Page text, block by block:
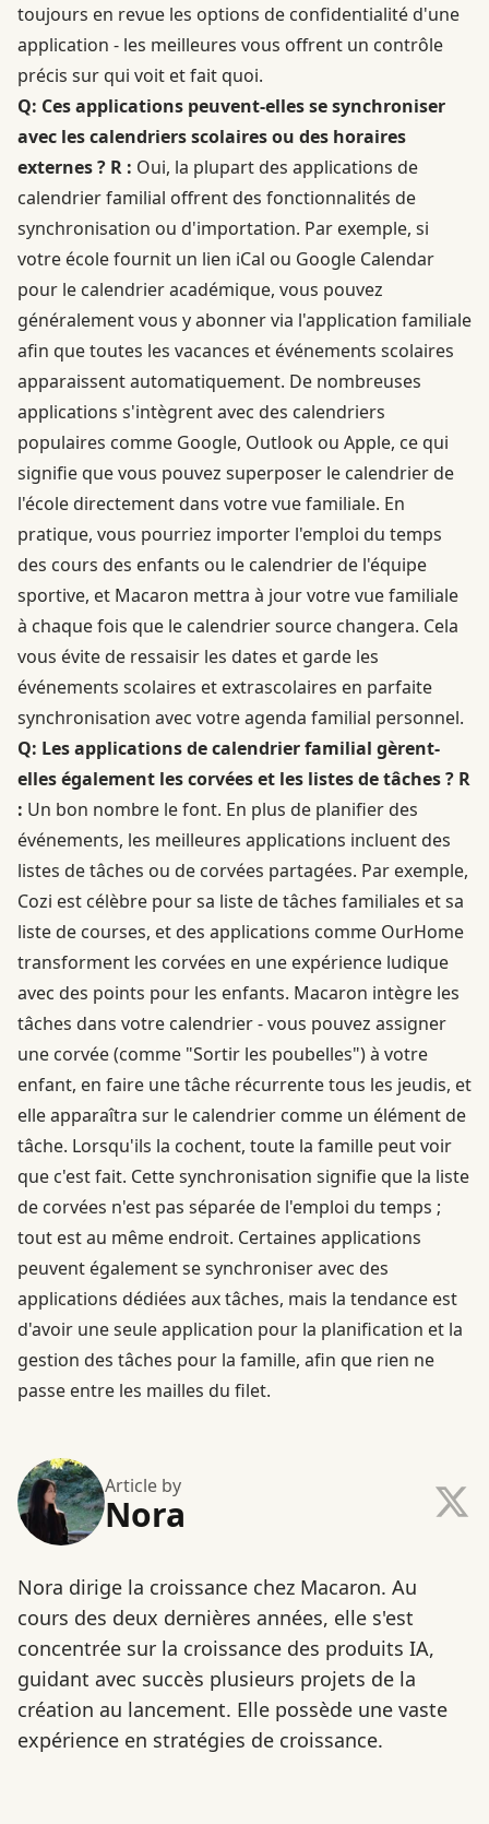
toujours en revue les options de confidentialité d'une
application - les meilleures vous offrent un contrôle
précis sur qui voit et fait quoi.
Q: Ces applications peuvent-elles se synchroniser
avec les calendriers scolaires ou des horaires
externes ? R : Oui, la plupart des applications de
calendrier familial offrent des fonctionnalités de
synchronisation ou d'importation. Par exemple, si
votre école fournit un lien iCal ou Google Calendar
pour le calendrier académique, vous pouvez
généralement vous y abonner via l'application familiale
afin que toutes les vacances et événements scolaires
apparaissent automatiquement. De nombreuses
applications s'intègrent avec des calendriers
populaires comme Google, Outlook ou Apple, ce qui
signifie que vous pouvez superposer le calendrier de
l'école directement dans votre vue familiale. En
pratique, vous pourriez importer l'emploi du temps
des cours des enfants ou le calendrier de l'équipe
sportive, et Macaron mettra à jour votre vue familiale
à chaque fois que le calendrier source changera. Cela
vous évite de ressaisir les dates et garde les
événements scolaires et extrascolaires en parfaite
synchronisation avec votre agenda familial personnel.
Q: Les applications de calendrier familial gèrent-
elles également les corvées et les listes de tâches ? R
: Un bon nombre le font. En plus de planifier des
événements, les meilleures applications incluent des
listes de tâches ou de corvées partagées. Par exemple,
Cozi est célèbre pour sa liste de tâches familiales et sa
liste de courses, et des applications comme OurHome
transforment les corvées en une expérience ludique
avec des points pour les enfants. Macaron intègre les
tâches dans votre calendrier - vous pouvez assigner
une corvée (comme "Sortir les poubelles") à votre
enfant, en faire une tâche récurrente tous les jeudis, et
elle apparaîtra sur le calendrier comme un élément de
tâche. Lorsqu'ils la cochent, toute la famille peut voir
que c'est fait. Cette synchronisation signifie que la liste
de corvées n'est pas séparée de l'emploi du temps ;
tout est au même endroit. Certaines applications
peuvent également se synchroniser avec des
applications dédiées aux tâches, mais la tendance est
d'avoir une seule application pour la planification et la
gestion des tâches pour la famille, afin que rien ne
passe entre les mailles du filet.
Article by
Nora
Nora dirige la croissance chez Macaron. Au
cours des deux dernières années, elle s'est
concentrée sur la croissance des produits IA,
guidant avec succès plusieurs projets de la
création au lancement. Elle possède une vaste
expérience en stratégies de croissance.